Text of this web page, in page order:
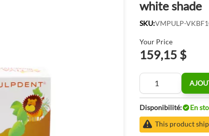
white shade
SKU:VMPULP-
Your Price
159,15 $
Quantité
Disponibilité:
En
This product